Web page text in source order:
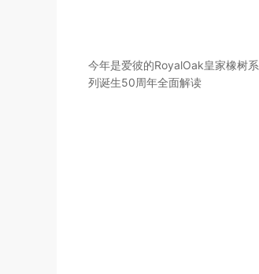
今年是爱彼的RoyalOak皇家橡树系
列诞生50周年全面解读